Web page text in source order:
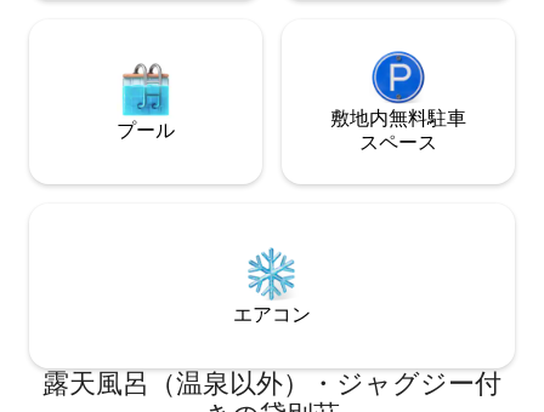
プール
敷地内無料駐⁠車
ス⁠ペ⁠ー⁠ス
エアコン
露天風呂（温泉以外）・ジャグジー付